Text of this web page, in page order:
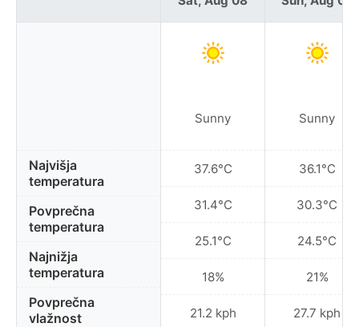
Najvišja
temperatura
Povprečna
temperatura
Najnižja
temperatura
Povprečna
vlažnost
Sunny
37.6°C
31.4°C
25.1°C
18%
21.2 kph
Sunny
36.1°C
30.3°C
24.5°C
21%
27.7 kph